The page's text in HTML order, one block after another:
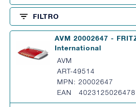
FILTRO
AVM 20002647 -
International
AVM
ART-49514
MPN: 20002647
EAN 4023125026478